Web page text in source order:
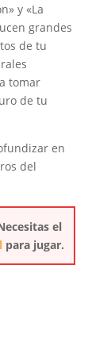
y «La
grandes
de tu
tomar
de tu
en
del
el
para jugar.